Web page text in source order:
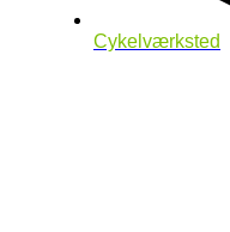
Cykelværksted